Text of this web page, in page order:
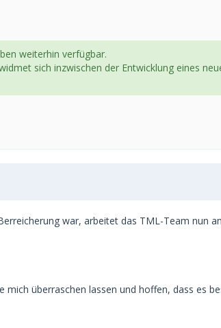
weiterhin verfügbar.
sich inzwischen der Entwicklung eines
war, arbeitet das TML-Team nun
überraschen lassen und hoffen, dass es